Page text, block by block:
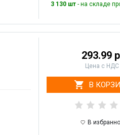
3 130 шт- на складе
293.99
Цена с НДС
В
В